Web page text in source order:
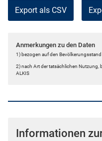
Export als CSV
Anmerkungen zu den Daten
1) bezogen auf den
2) nach Art der tatsächlichen Nutzung,
ALKIS
Informationen